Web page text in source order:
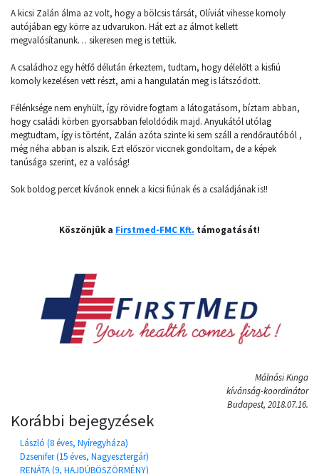
A kicsi Zalán álma az volt, hogy a bölcsis társát, Olíviát vihesse komoly
autójában egy körre az udvarukon. Hát ezt az álmot kellett
megvalósítanunk… sikeresen meg is tettük.
A családhoz egy hétfő délután érkeztem, tudtam, hogy délelőtt a kisfiú
komoly kezelésen vett részt, ami a hangulatán meg is látszódott.
Félénksége nem enyhült, így rövidre fogtam a látogatásom, bíztam abban,
hogy családi körben gyorsabban feloldódik majd. Anyukától utólag
megtudtam, így is történt, Zalán azóta szinte ki sem száll a rendőrautóból ,
még néha abban is alszik. Ezt először viccnek gondoltam, de a képek
tanúsága szerint, ez a valóság!
Sok boldog percet kívánok ennek a kicsi fiúnak és a családjának is!!
Köszönjük a Firstmed-FMC Kft. támogatását!
Málnási Kinga
kívánság-koordinátor
Budapest, 2018.07.16.
Korábbi bejegyzések
László (8 éves, Nyíregyháza)
Dzsenifer (15 éves, Nagyesztergár)
RENÁTA (9, HAJDÚBÖSZÖRMÉNY)